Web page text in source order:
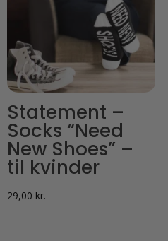
Statement –
Socks “Need
New Shoes” –
til kvinder
29,00 kr.